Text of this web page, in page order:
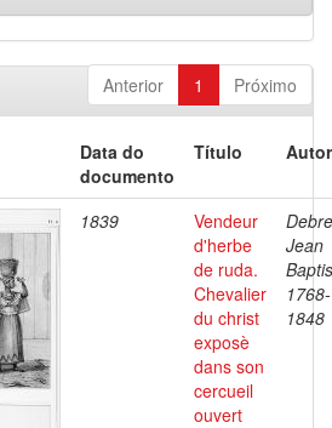
Anterior 1 Próximo
Data do
documento
Título
1839
Vendeur
d'herbe
de ruda.
Chevalier
du christ
exposè
dans son
cercueil
ouvert
Jean
1768-
1848